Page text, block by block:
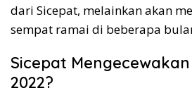
dari Sicepat, melainkan akan
sempat ramai di beberapa
Sicepat
2022?